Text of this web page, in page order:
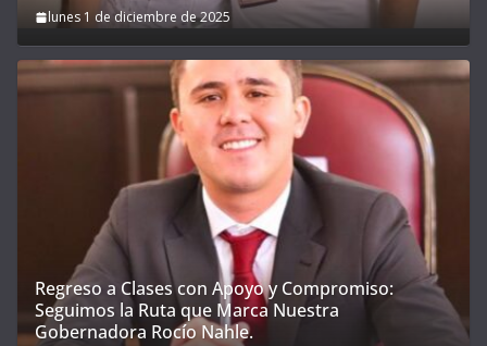
lunes 1 de diciembre de 2025
Regreso a Clases con Apoyo y Compromiso:
Seguimos la Ruta que Marca Nuestra
Gobernadora Rocío Nahle.